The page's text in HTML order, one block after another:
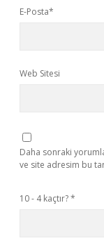
E-Posta*
Web Sitesi
Daha sonraki
ve site adresim bu
10 - 4 kaçtır?*